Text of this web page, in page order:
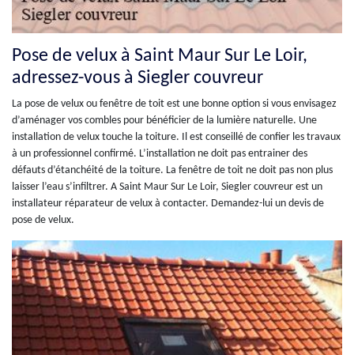
Pose de velux à Saint Maur Sur Le Loir,
adressez-vous à Siegler couvreur
La pose de velux ou fenêtre de toit est une bonne option si vous envisagez
d’aménager vos combles pour bénéficier de la lumière naturelle. Une
installation de velux touche la toiture. Il est conseillé de confier les travaux
à un professionnel confirmé. L’installation ne doit pas entrainer des
défauts d’étanchéité de la toiture. La fenêtre de toit ne doit pas non plus
laisser l’eau s’infiltrer. A Saint Maur Sur Le Loir, Siegler couvreur est un
installateur réparateur de velux à contacter. Demandez-lui un devis de
pose de velux.